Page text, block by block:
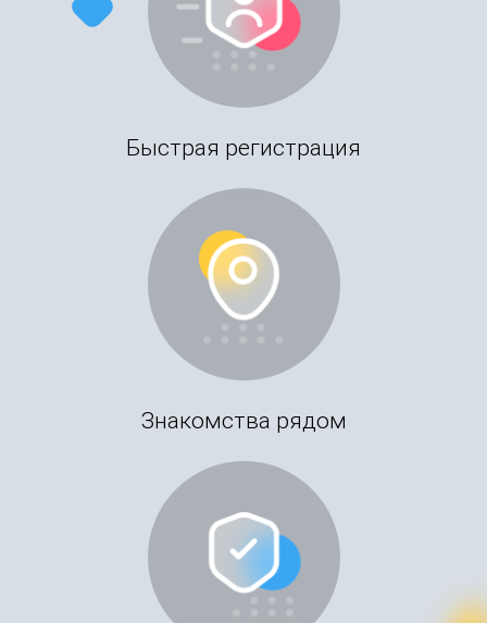
Быстрая регистрация
Знакомства рядом